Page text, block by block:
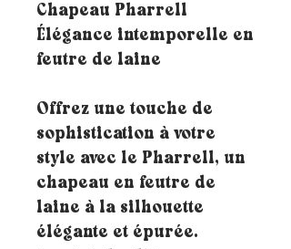
Chapeau Pharrell
Élégance intemporelle en
feutre de laine
Offrez une touche de
sophistication à votre
style avec le Pharrell, un
chapeau en feutre de
laine à la silhouette
élégante et épurée.